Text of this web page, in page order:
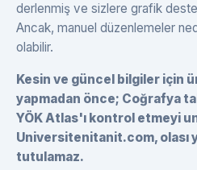
derlenmiş ve sizlere grafik
Ancak, manuel düzenlemeler
olabilir.
Kesin ve güncel bilgiler için
yapmadan önce; Coğrafya
YÖK Atlas'ı kontrol etmeyi
Universitenitanit.com, olası
tutulamaz.